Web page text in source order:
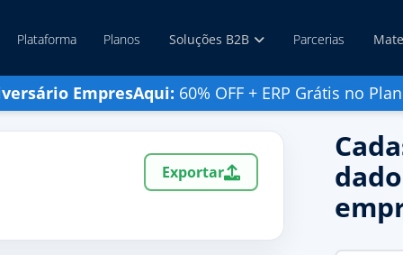
Plataforma Planos Soluções B2B Parcerias
EmpresAqui: 60% OFF + ERP Grátis no
Exportar